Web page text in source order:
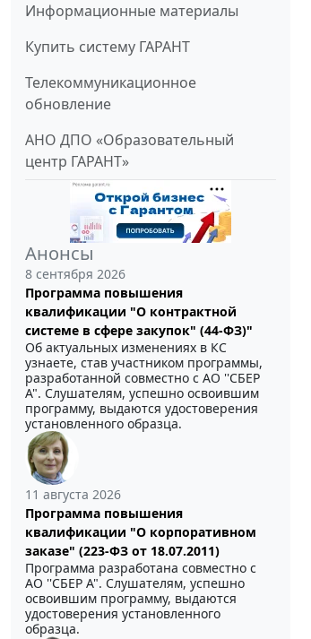
Информационные материалы
Купить систему ГАРАНТ
Телекоммуникационное
обновление
АНО ДПО «Образовательный
центр ГАРАНТ»
Анонсы
8 сентября 2026
Программа повышения
квалификации "О контрактной
системе в сфере закупок" (44-ФЗ)"
Об актуальных изменениях в КС
узнаете, став участником программы,
разработанной совместно с АО ''СБЕР
А". Слушателям, успешно освоившим
программу, выдаются удостоверения
установленного образца.
11 августа 2026
Программа повышения
квалификации "О корпоративном
заказе" (223-ФЗ от 18.07.2011)
Программа разработана совместно с
АО ''СБЕР А". Слушателям, успешно
освоившим программу, выдаются
удостоверения установленного
образца.